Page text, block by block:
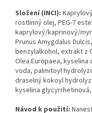
Složení (INCI):
rostlinný olej, PEG-7
kaprylový/kaprinový/
Prunus Amygdalus
benzylalkohol, extrakt z
Olea Europaea,
voda, palmitoyl
draselný kokoyl
kyselina
Návod k použití: